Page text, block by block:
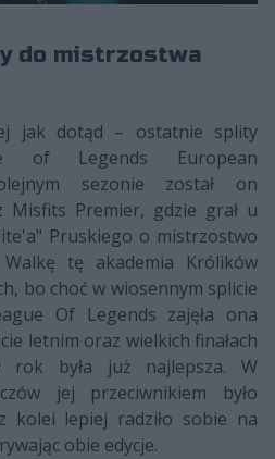
do mistrzostwa
jak dotąd – ostatnie splity
of Legends European
sezonie został on
Misfits Premier, gdzie grał u
Pruskiego o mistrzostwo
tę akademia Królików
bo choć w wiosennym splicie
Of Legends zajęła ona
letnim oraz wielkich finałach
rok była już najlepsza. W
jej przeciwnikiem było
kolei lepiej radziło sobie na
obie edycje.